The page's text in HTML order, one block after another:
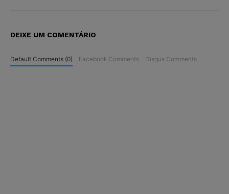
DEIXE UM COMENTÁRIO
Default Comments (0) Facebook Comments Disqus Comments